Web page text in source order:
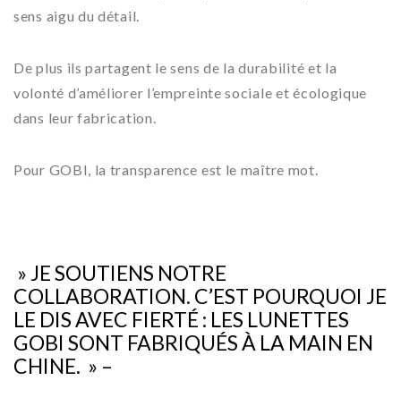
sens aigu du détail.
De plus ils partagent le sens de la durabilité et la
volonté d’améliorer l’empreinte sociale et écologique
dans leur fabrication.
Pour GOBI, la transparence est le maître mot.
» JE SOUTIENS NOTRE
COLLABORATION. C’EST POURQUOI JE
LE DIS AVEC FIERTÉ : LES LUNETTES
GOBI SONT FABRIQUÉS À LA MAIN EN
CHINE. » –